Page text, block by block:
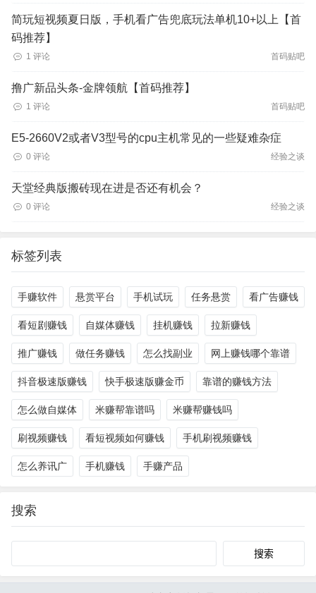
简玩短视频夏日版，手机看广告兜底玩法单机10+以上【首
码推荐】
1 评论 首码贴吧
撸广新品头条-金牌领航【首码推荐】
1 评论 首码贴吧
E5-2660V2或者V3型号的cpu主机常见的一些疑难杂症
0 评论 经验之谈
天堂经典版搬砖现在进是否还有机会？
0 评论 经验之谈
标签列表
手赚软件 悬赏平台 手机试玩 任务悬赏 看广告赚钱
看短剧赚钱 自媒体赚钱 挂机赚钱 拉新赚钱
推广赚钱 做任务赚钱 怎么找副业 网上赚钱哪个靠谱
抖音极速版赚钱 快手极速版赚金币 靠谱的赚钱方法
怎么做自媒体 米赚帮靠谱吗 米赚帮赚钱吗
刷视频赚钱 看短视频如何赚钱 手机刷视频赚钱
怎么养讯广 手机赚钱 手赚产品
搜索